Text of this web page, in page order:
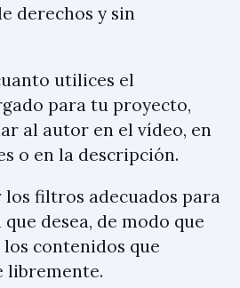
derechos y sin
utilices el
para tu proyecto,
al autor en el vídeo, en
o en la descripción.
filtros adecuados para
desea, de modo que
contenidos que
libremente.